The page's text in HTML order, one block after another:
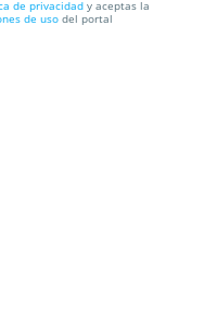
o piscina reclinable
de privacidad y aceptas la
de uso del portal